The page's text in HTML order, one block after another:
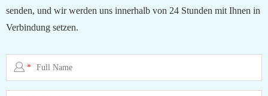
senden, und wir werden uns innerhalb von 24 Stunden mit Ihnen in
Verbindung setzen.
*